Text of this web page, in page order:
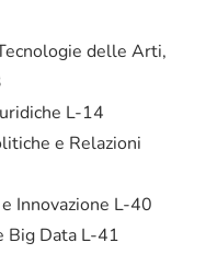
delle Arti,
L-14
e Relazioni
Innovazione L-40
Big Data L-41